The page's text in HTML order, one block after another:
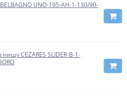
UNO-195-AH-1-130/90-
CEZARES SLIDER-B-1-